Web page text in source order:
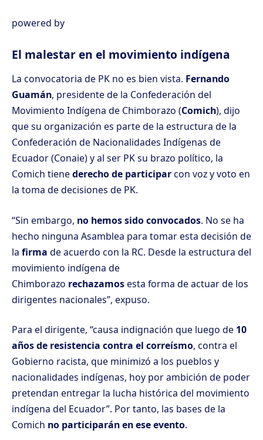
powered by
El malestar en el movimiento indígena
La convocatoria de PK no es bien vista. Fernando
Guamán, presidente de la Confederación del
Movimiento Indígena de Chimborazo (Comich), dijo
que su organización es parte de la estructura de la
Confederación de Nacionalidades Indígenas de
Ecuador (Conaie) y al ser PK su brazo político, la
Comich tienederecho de participarcon voz y voto en
la toma de decisiones de PK.
“Sin embargo, no hemos sido convocados. No se ha
hecho ninguna Asamblea para tomar esta decisión de
la firma de acuerdo con la RC. Desde la estructura del
movimiento indígena de
Chimborazo rechazamosesta forma de actuar de los
dirigentes nacionales”, expuso.
Para el dirigente, “causa indignación que luego de 10
años de resistencia contra el correísmo, contra el
Gobierno racista, que minimizó a los pueblos y
nacionalidades indígenas, hoy por ambición de poder
pretendan entregar la lucha histórica del movimiento
indígena del Ecuador”. Por tanto, las bases de la
Comich no participarán en ese evento.